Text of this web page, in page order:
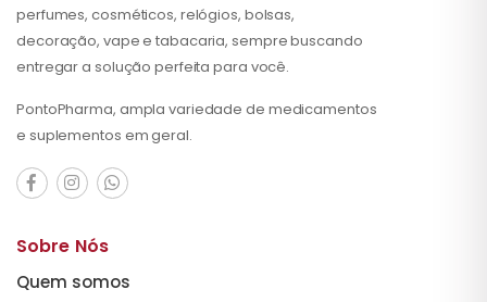
perfumes, cosméticos, relógios, bolsas,
decoração, vape e tabacaria, sempre buscando
entregar a solução perfeita para você.
PontoPharma, ampla variedade de medicamentos
e suplementos em geral.
Sobre Nós
Quem somos